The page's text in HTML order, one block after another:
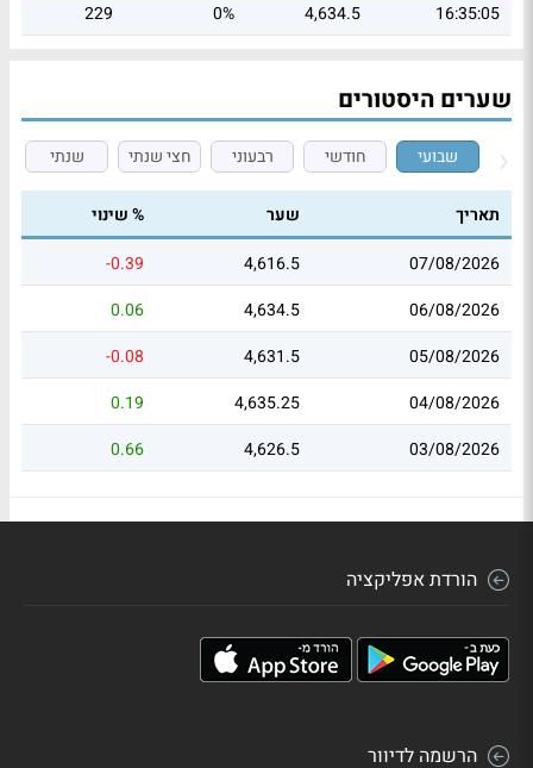
16:35:05
4,634.5
0%
229
שערים היסטורים
שבועי חודשי רבעוני חצי שנתי שנתי
תאריך שער
% שינוי
07/08/2026
4,616.5
-0.39
06/08/2026
4,634.5
0.06
05/08/2026
4,631.5
-0.08
04/08/2026
4,635.25
0.19
03/08/2026
4,626.5
0.66
הורדת אפליקציה
הרשמה לדיוור